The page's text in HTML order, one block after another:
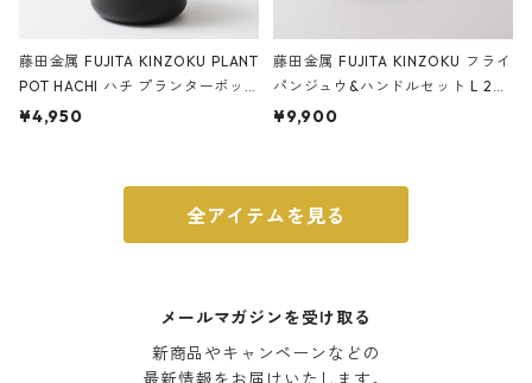
藤田金属 FUJITA KINZOKU PLANT
POT HACHI ハチ プランターポッ
ト 3号 ブラック
¥4,950
藤田金属 FUJITA KINZOKU フライ
パンジュウ&ハンドルセット L 24c
m ガス火・IH対応 鉄フライパン
¥9,900
全アイテムを見る
メールマガジンを受け取る
新商品やキャンペーンなどの